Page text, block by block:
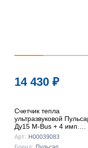
14 430 ₽
Счетчик тепла
ультразвуковой
Ду15 M-Bus + 4 имп.
входа, qp=0,6 м3/ч,
прямой, 105°C,
Арт: Н00039083